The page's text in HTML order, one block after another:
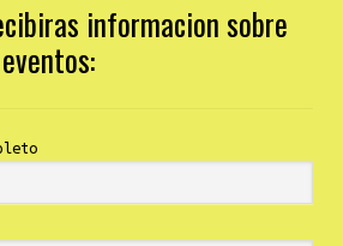
informacion sobre